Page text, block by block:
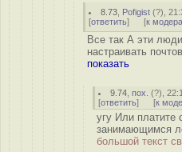
8.73 Pofigist (?),
[ответить] [к
Все так А эти
настраивать
показать
9.74 ,пох. (?),
[ответить] [к
угу Или платите
занимающимся
большой текст